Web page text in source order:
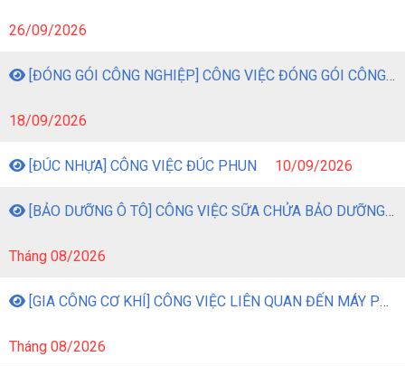
26/09/2026
[ĐÓNG GÓI CÔNG NGHIỆP] CÔNG VIỆC ĐÓNG GÓI CÔNG NGHIỆP
18/09/2026
[ĐÚC NHỰA] CÔNG VIỆC ĐÚC PHUN 10/09/2026
[BẢO DƯỠNG Ô TÔ] CÔNG VIỆC SỮA CHỬA BẢO DƯỠNG Ô TÔ
Tháng 08/2026
[GIA CÔNG CƠ KHÍ] CÔNG VIỆC LIÊN QUAN ĐẾN MÁY PHAY
Tháng 08/2026